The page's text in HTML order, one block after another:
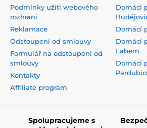
Podmínky užití webového
rozhraní
Reklamace
Odstoupení od smlouvy
Formulář na odstoupení od
smlouvy
Kontakty
Affiliate program
Domácí
Domácí
Domácí
Labem
Domácí
Spolupracujeme s